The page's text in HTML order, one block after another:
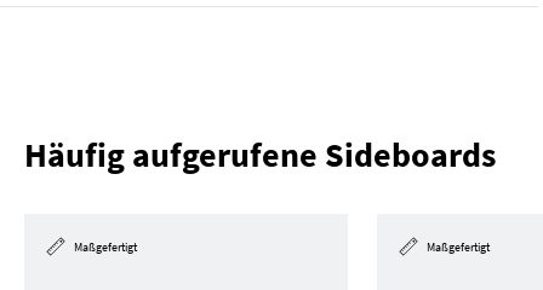
Häufig aufgerufene Sideboards
Maßgefertigt Maßgefertigt